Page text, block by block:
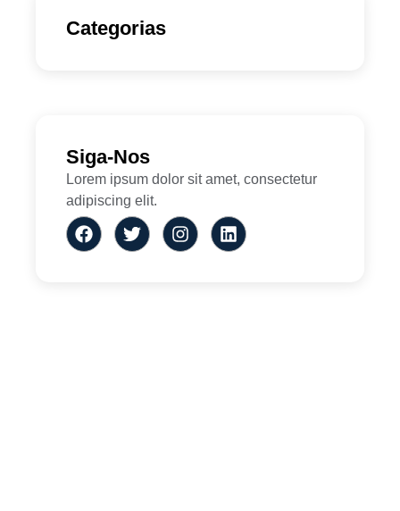
Categorias
Siga-Nos
Lorem ipsum dolor sit amet, consectetur
adipiscing elit.